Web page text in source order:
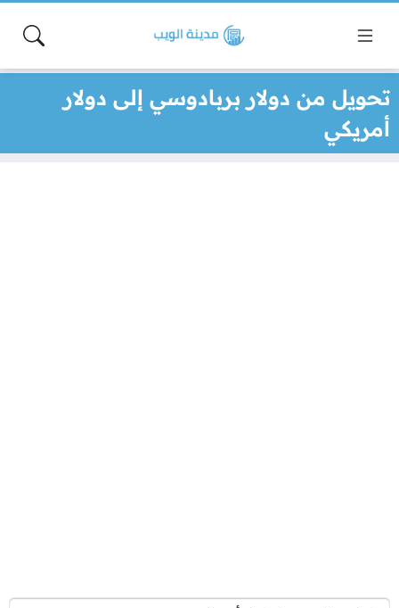
تحويل من دولار بربادوسي إلى دولار
أمريكي